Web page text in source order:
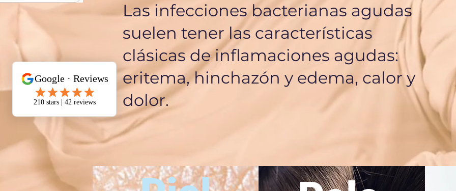
Las infecciones bacterianas agudas
suelen tener las características
clásicas de inflamaciones agudas:
eritema, hinchazón y edema, calor y
dolor.